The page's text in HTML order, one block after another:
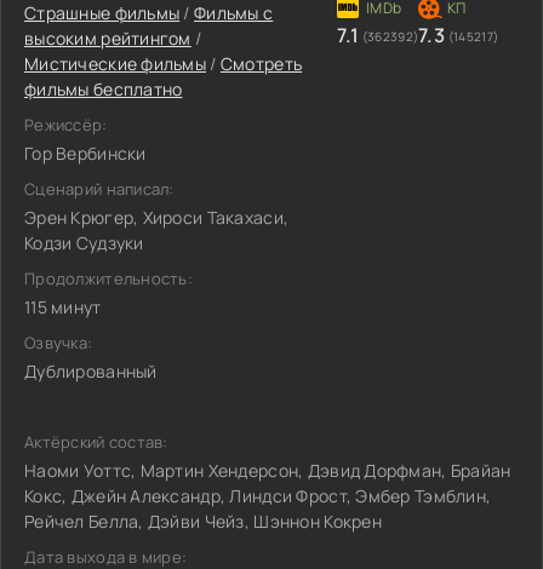
Страшные фильмы /Фильмы с
высоким рейтингом /
Мистические фильмы / Смотреть
фильмы бесплатно
Режиссёр:
Гор Вербински
Сценарий написал:
Эрен Крюгер, Хироси Такахаси,
Кодзи Судзуки
Продолжительность:
115 минут
Озвучка:
Дублированный
7.1 (362392)7.3 (145217)
Актёрский состав:
Наоми Уоттс, Мартин Хендерсон, Дэвид Дорфман, Брайан
Кокс, Джейн Александр, Линдси Фрост, Эмбер Тэмблин,
Рейчел Белла, Дэйви Чейз, Шэннон Кокрен
Дата выхода в мире: